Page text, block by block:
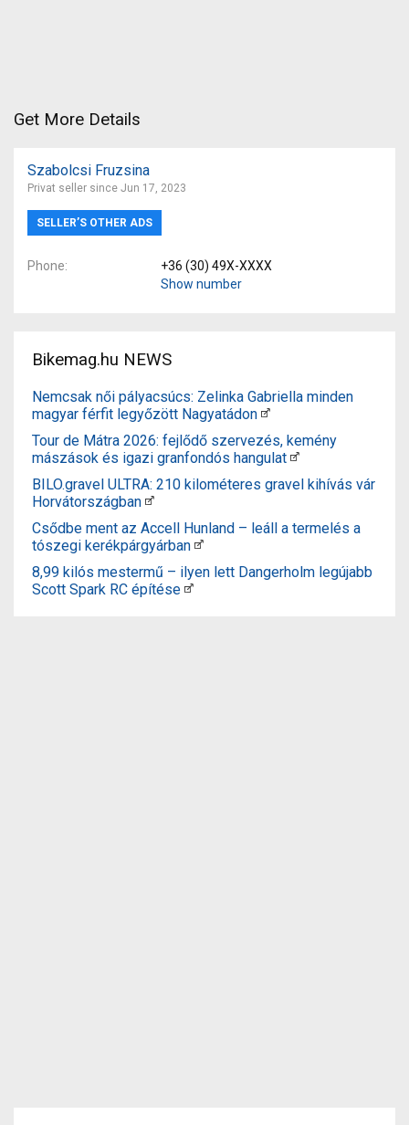
Get More Details
Szabolcsi Fruzsina
Privat seller since Jun 17, 2023
SELLER’S OTHER ADS
Phone
+36 (30) 49X-XXXX
Show number
Bikemag.hu NEWS
Nemcsak női pályacsúcs: Zelinka Gabriella minden
magyar férfit legyőzött Nagyatádon
Tour de Mátra 2026: fejlődő szervezés, kemény
mászások és igazi granfondós hangulat
BILO.gravel ULTRA: 210 kilométeres gravel kihívás vár
Horvátországban
Csődbe ment az Accell Hunland – leáll a termelés a
tószegi kerékpárgyárban
8,99 kilós mestermű – ilyen lett Dangerholm legújabb
Scott Spark RC építése